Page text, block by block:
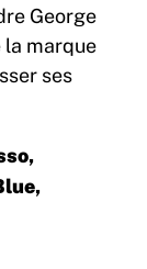
George
la marque
ses